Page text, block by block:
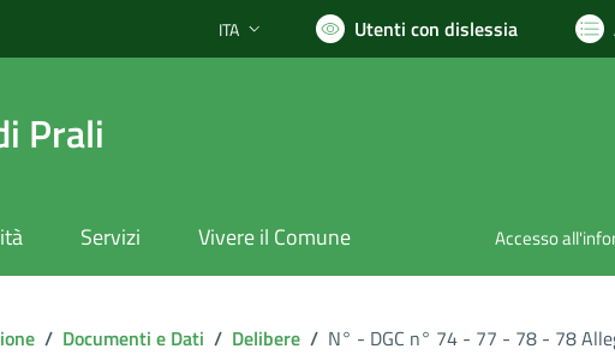
Lingua attiva:
ITA Utenti con dislessia
Prali
Servizi Vivere il Comune Accesso
/ Documenti e Dati / Delibere / N° - DGC n° 74 - 77 - 78 - 78